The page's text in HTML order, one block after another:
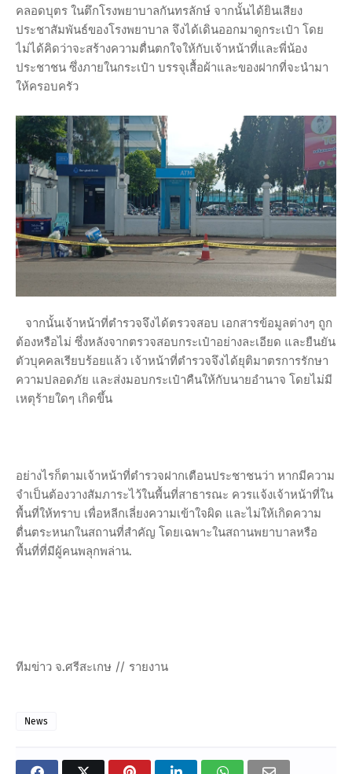
คลอดบุตร ในตึกโรงพยาบาลกันทรลักษ์ จากนั้นได้ยินเสียง
ประชาสัมพันธ์ของโรงพยาบาล จึงได้เดินออกมาดูกระเป๋า โดย
ไม่ได้คิดว่าจะสร้างความตื่นตกใจให้กับเจ้าหน้าที่และพี่น้อง
ประชาชน ซึ่งภายในกระเป๋า บรรจุเสื้อผ้าและของฝากที่จะนำมา
ให้ครอบครัว
จากนั้นเจ้าหน้าที่ตำรวจจึงได้ตรวจสอบ เอกสารข้อมูลต่างๆ ถูก
ต้องหรือไม่ ซึ่งหลังจากตรวจสอบกระเป๋าอย่างละเอียด และยืนยัน
ตัวบุคคลเรียบร้อยแล้ว เจ้าหน้าที่ตำรวจจึงได้ยุติมาตรการรักษา
ความปลอดภัย และส่งมอบกระเป๋าคืนให้กับนายอำนาจ โดยไม่มี
เหตุร้ายใดๆ เกิดขึ้น
อย่างไรก็ตามเจ้าหน้าที่ตำรวจฝากเตือนประชาชนว่า หากมีความ
จำเป็นต้องวางสัมภาระไว้ในพื้นที่สาธารณะ ควรแจ้งเจ้าหน้าที่ใน
พื้นที่ให้ทราบ เพื่อหลีกเลี่ยงความเข้าใจผิด และไม่ให้เกิดความ
ตื่นตระหนกในสถานที่สำคัญ โดยเฉพาะในสถานพยาบาลหรือ
พื้นที่ที่มีผู้คนพลุกพล่าน.
ทีมข่าว จ.ศรีสะเกษ // รายงาน
News